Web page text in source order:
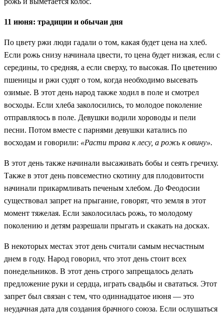
11 июня: традиции и обычаи дня
По цвету ржи люди гадали о том, какая будет цена на хлеб.
Если рожь снизу начинала цвести, то цена будет низкая, если с
середины, то средняя, а если сверху, то высокая. По цветению
пшеницы и ржи судят о том, когда необходимо высевать
озимые. В этот день народ также ходил в поле и смотрел
восходы. Если хлеба заколосились, то молодое поколение
отправлялось в поле. Девушки водили хороводы и пели
песни. Потом вместе с парнями девушки катались по
восходам и говорили: «Расти трава к лесу, а рожь к овину».
В этот день также начинали высаживать бобы и сеять гречиху.
Также в этот день повсеместно скотину для плодовитости
начинали прикармливать печеным хлебом. До Феодосии
существовал запрет на прыгание, говорят, что земля в этот
момент тяжелая. Если заколосилась рожь, то молодому
поколению и детям разрешали прыгать и скакать на досках.
В некоторых местах этот день считали самым несчастным
днем в году. Народ говорил, что этот день стоит всех
понедельников. В этот день строго запрещалось делать
предложение руки и сердца, играть свадьбы и свататься. Этот
запрет был связан с тем, что одиннадцатое июня — это
неудачная дата для создания брачного союза. Если ослушаться